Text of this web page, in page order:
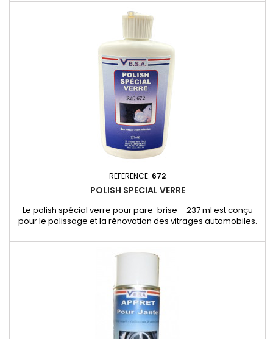
larges et peu profondes, il assure une prise solide et
uniforme pour un résultat précis et professionnel.
Caractéristiques et avantages : - Forme grand rond : Parfait
pour les bosses de grande...
REFERENCE: 672
POLISH SPECIAL VERRE
Le polish spécial verre pour pare-brise – 237 ml est conçu
pour le polissage et la rénovation des vitrages automobiles.
traces et imperfections, tout en restaurant la transparence et
la qualité optique du verre.Adapté à l’utilisation avec une